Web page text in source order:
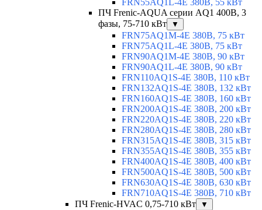
FRN55AQ1L-4E 380В, 55 кВт
ПЧ Frenic-AQUA серии AQ1 400В, 3
фазы, 75-710 кВт
▼
FRN75AQ1M-4E 380В, 75 кВт
FRN75AQ1L-4E 380В, 75 кВт
FRN90AQ1M-4E 380В, 90 кВт
FRN90AQ1L-4E 380В, 90 кВт
FRN110AQ1S-4E 380В, 110 кВт
FRN132AQ1S-4E 380В, 132 кВт
FRN160AQ1S-4E 380В, 160 кВт
FRN200AQ1S-4E 380В, 200 кВт
FRN220AQ1S-4E 380В, 220 кВт
FRN280AQ1S-4E 380В, 280 кВт
FRN315AQ1S-4E 380В, 315 кВт
FRN355AQ1S-4E 380В, 355 кВт
FRN400AQ1S-4E 380В, 400 кВт
FRN500AQ1S-4E 380В, 500 кВт
FRN630AQ1S-4E 380В, 630 кВт
FRN710AQ1S-4E 380В, 710 кВт
ПЧ Frenic-HVAC 0,75-710 кВт
▼